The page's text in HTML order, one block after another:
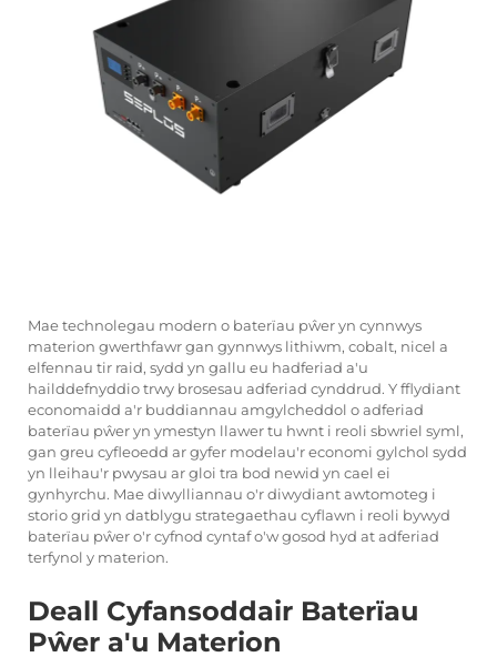
Mae technolegau modern o baterïau pŵer yn cynnwys
materion gwerthfawr gan gynnwys lithiwm, cobalt, nicel a
elfennau tir raid, sydd yn gallu eu hadferiad a'u
hailddefnyddio trwy brosesau adferiad cynddrud. Y fflydiant
economaidd a'r buddiannau amgylcheddol o adferiad
baterïau pŵer yn ymestyn llawer tu hwnt i reoli sbwriel syml,
gan greu cyfleoedd ar gyfer modelau'r economi gylchol sydd
yn lleihau'r pwysau ar gloi tra bod newid yn cael ei
gynhyrchu. Mae diwylliannau o'r diwydiant awtomoteg i
storio grid yn datblygu strategaethau cyflawn i reoli bywyd
baterïau pŵer o'r cyfnod cyntaf o'w gosod hyd at adferiad
terfynol y materion.
Deall Cyfansoddair Baterïau
Pŵer a'u Materion